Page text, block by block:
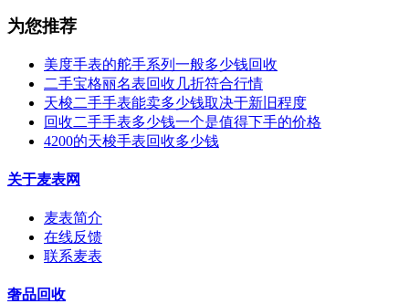
为您推荐
美度手表的舵手系列一般多少钱回收
二手宝格丽名表回收几折符合行情
天梭二手手表能卖多少钱取决于新旧程度
回收二手手表多少钱一个是值得下手的价格
4200的天梭手表回收多少钱
关于麦表网
麦表简介
在线反馈
联系麦表
奢品回收